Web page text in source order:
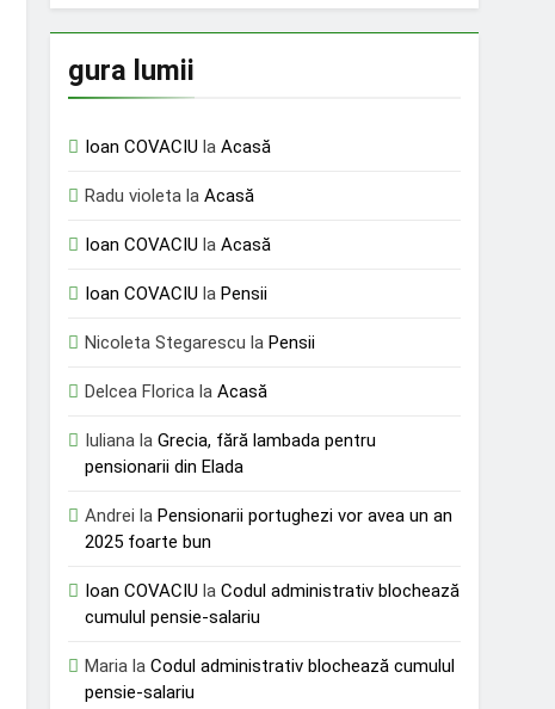
gura lumii
Ioan COVACIU laAcasă
Radu violeta laAcasă
Ioan COVACIU laAcasă
Ioan COVACIU la Pensii
Nicoleta Stegarescu la Pensii
Delcea Florica laAcasă
Iuliana laGrecia, fără lambada pentru
pensionarii din Elada
Andrei la Pensionarii portughezi vor avea un an
2025 foarte bun
Ioan COVACIU laCodul administrativ blochează
cumulul pensie-salariu
Maria laCodul administrativ blochează cumulul
pensie-salariu